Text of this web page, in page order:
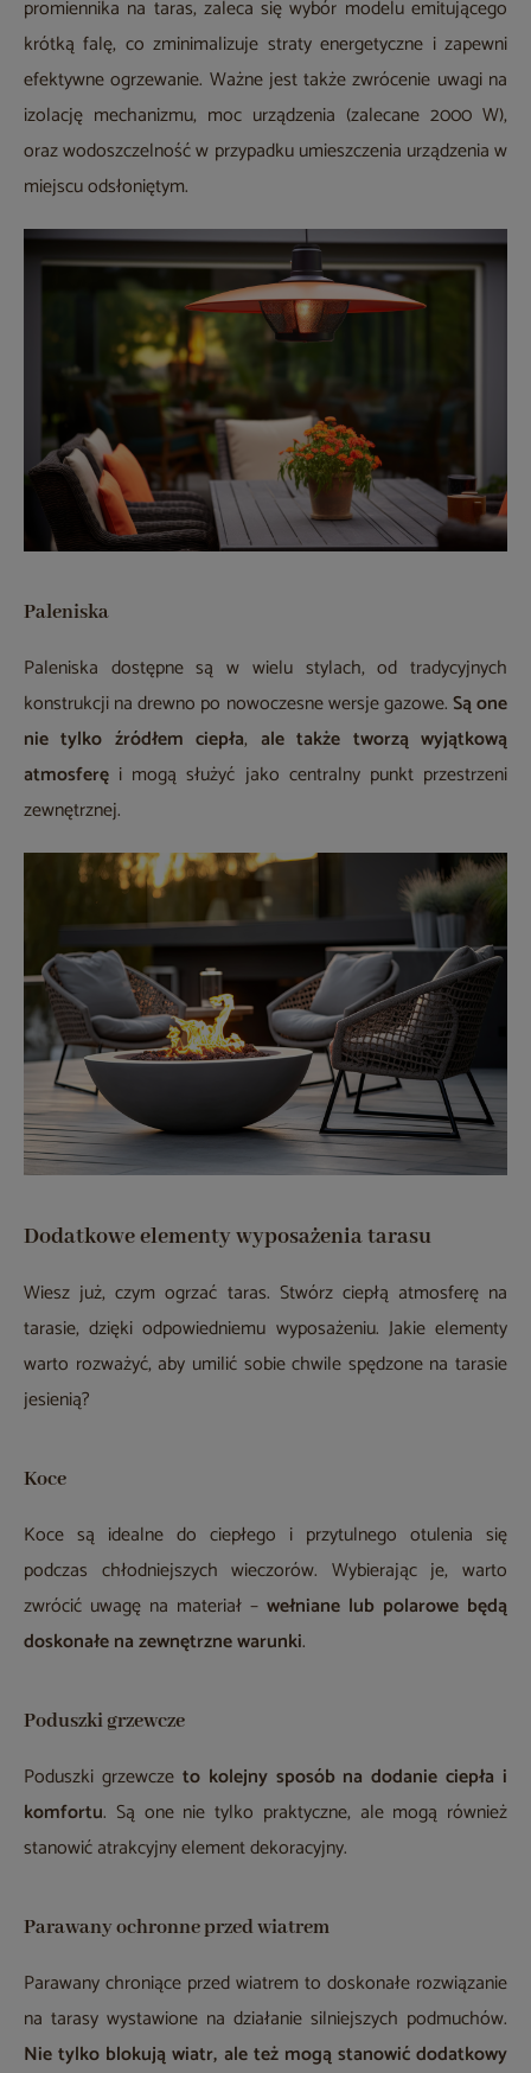
promiennika na taras, zaleca się wybór modelu emitującego
krótką falę, co zminimalizuje straty energetyczne i zapewni
efektywne ogrzewanie. Ważne jest także zwrócenie uwagi na
izolację mechanizmu, moc urządzenia (zalecane 2000 W),
oraz wodoszczelność w przypadku umieszczenia urządzenia w
miejscu odsłoniętym.
Paleniska
Paleniska dostępne są w wielu stylach, od tradycyjnych
konstrukcji na drewno po nowoczesne wersje gazowe.Są one
nie tylko źródłem ciepła, ale także tworzą wyjątkową
atmosferę i mogą służyć jako centralny punkt przestrzeni
zewnętrznej.
Dodatkowe elementy wyposażenia tarasu
Wiesz już, czym ogrzać taras. Stwórz ciepłą atmosferę na
tarasie, dzięki odpowiedniemu wyposażeniu. Jakie elementy
warto rozważyć, aby umilić sobie chwile spędzone na tarasie
jesienią?
Koce
Koce są idealne do ciepłego i przytulnego otulenia się
podczas chłodniejszych wieczorów. Wybierając je, warto
zwrócić uwagę na materiał – wełniane lub polarowe będą
doskonałe na zewnętrzne warunki.
Poduszki grzewcze
Poduszki grzewcze to kolejny sposób na dodanie ciepła i
komfortu. Są one nie tylko praktyczne, ale mogą również
stanowić atrakcyjny element dekoracyjny.
Parawany ochronne przed wiatrem
Parawany chroniące przed wiatrem to doskonałe rozwiązanie
na tarasy wystawione na działanie silniejszych podmuchów.
Nie tylko blokują wiatr, ale też mogą stanowić dodatkowy